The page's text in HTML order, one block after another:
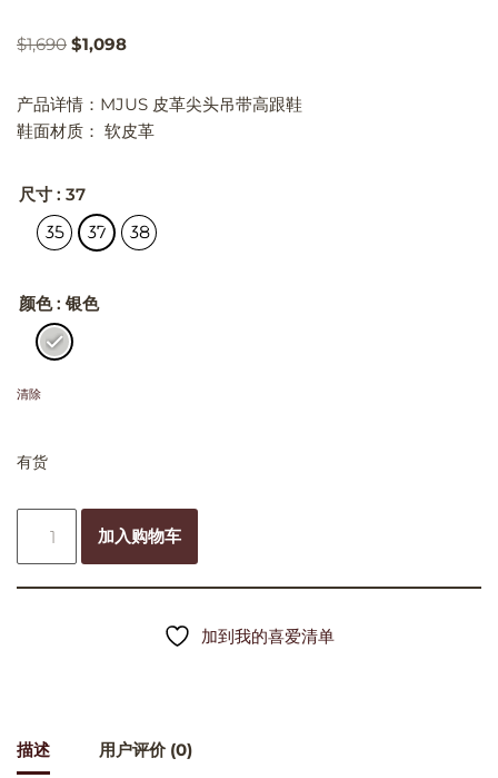
$1,690 $1,098
产品详情：MJUS 皮革尖头吊带高跟鞋
鞋面材质： 软皮革
尺寸 : 37
35
37 38
颜色 : 银色
清除
有货
加入购物车
加到我的喜爱清单
描述 用户评价 (0)